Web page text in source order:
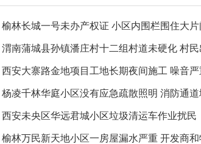
榆林长城一号未办产权证 小区内围栏围住大片闲置
渭南蒲城县孙镇潘庄村十二组村道未硬化 村民出
西安大寨路金地项目工地长期夜间施工 噪音严重
杨凌千林华庭小区没有应急疏散照明 消防通
西安未央区华远君城小区垃圾清运车作业扰民
榆林万民新天地小区一房屋漏水严重 开发商和物业不予